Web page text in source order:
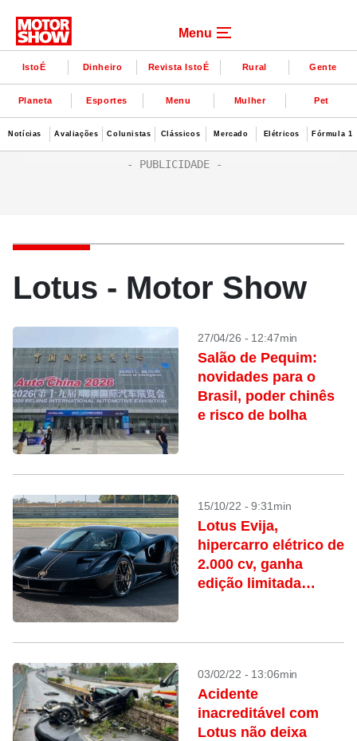
Menu
IstoÉ Dinheiro Revista IstoÉ Rural Gente
Planeta Esportes Menu Mulher Pet
Notícias Avaliações Colunistas Clássicos Mercado Elétricos Fórmula 1
Lotus - Motor Show
27/04/26 - 12:47min
Salão de Pequim:
novidades para o
Brasil, poder chinês
e risco de bolha
15/10/22 - 9:31min
Lotus Evija,
hipercarro elétrico de
2.000 cv, ganha
edição limitada
03/02/22 - 13:06min
Acidente
inacreditável com
Lotus não deixa